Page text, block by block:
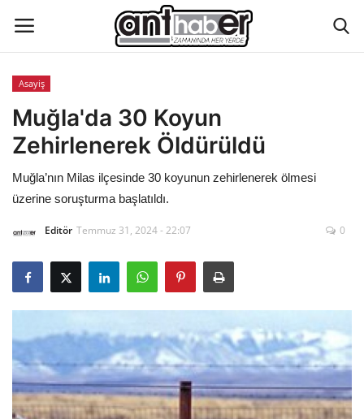
Künye
Eğitim
Aktüel Magazin
Hakkımızda
İletişim
Çevre
Gizlilik Politikası
Asayiş
Muğla'da 30 Koyun
Zehirlenerek Öldürüldü
Muğla’nın Milas ilçesinde 30 koyunun zehirlenerek ölmesi
üzerine soruşturma başlatıldı.
Editör Temmuz 31, 2024 - 22:07 0